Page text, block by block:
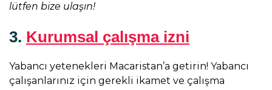
lütfen bize ulaşın!
3. Kurumsal çalışma izni
Yabancı yetenekleri Macaristan’a getirin! Yabancı
çalışanlarınız için gerekli ikamet ve çalışma